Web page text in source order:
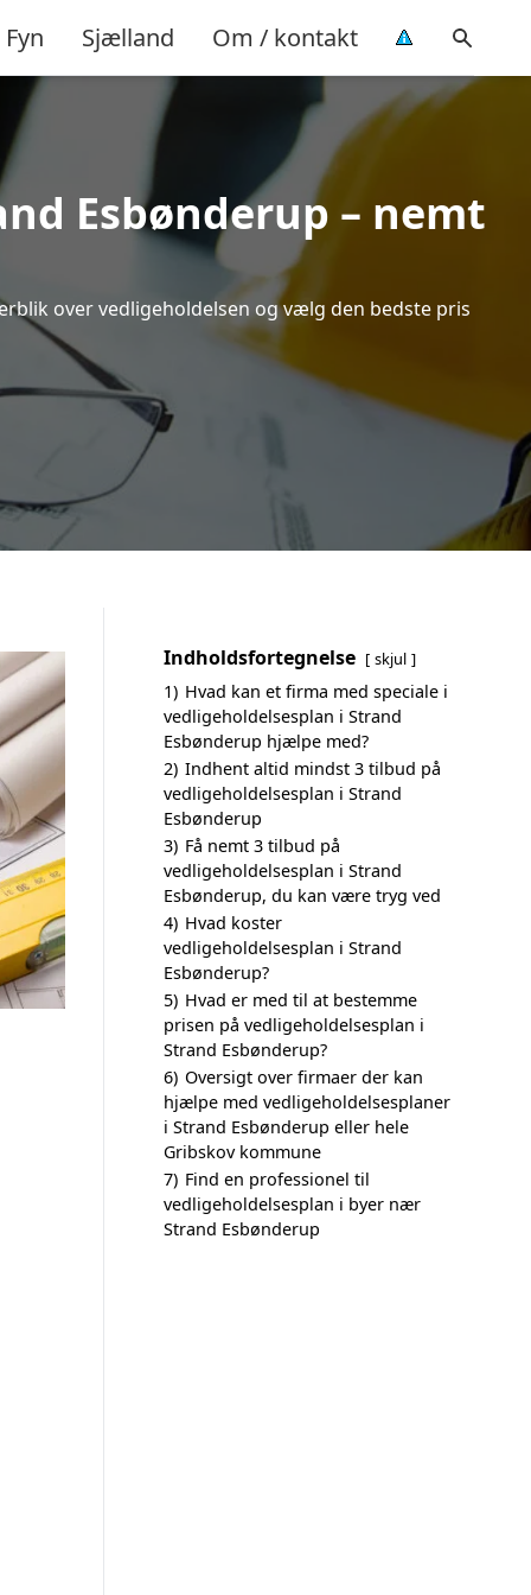
Fyn Sjælland Om / kontakt
Esbønderup – nemt
over vedligeholdelsen og vælg den bedste pris
Indholdsfortegnelse skjul
1) Hvad kan et firma med speciale i
vedligeholdelsesplan i Strand
Esbønderup hjælpe med?
2) Indhent altid mindst 3 tilbud på
vedligeholdelsesplan i Strand
Esbønderup
3) Få nemt 3 tilbud på
vedligeholdelsesplan i Strand
Esbønderup, du kan være tryg ved
4) Hvad koster
vedligeholdelsesplan i Strand
Esbønderup?
5) Hvad er med til at bestemme
prisen på vedligeholdelsesplan i
Strand Esbønderup?
6) Oversigt over firmaer der kan
hjælpe med vedligeholdelsesplaner
i Strand Esbønderup eller hele
Gribskov kommune
7) Find en professionel til
vedligeholdelsesplan i byer nær
Strand Esbønderup